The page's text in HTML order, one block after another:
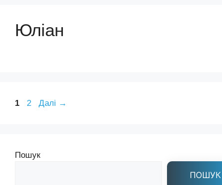
Юліан
Сторінка
1 Сторінка
2 Далі →
Пошук
ПОШУК